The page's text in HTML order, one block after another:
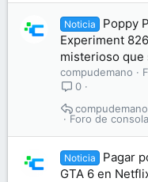
Noticia
Poppy
Experiment
misterioso que
compudemano
0
Foro de
compudemano
Noticia
Pagar
GTA 6 en